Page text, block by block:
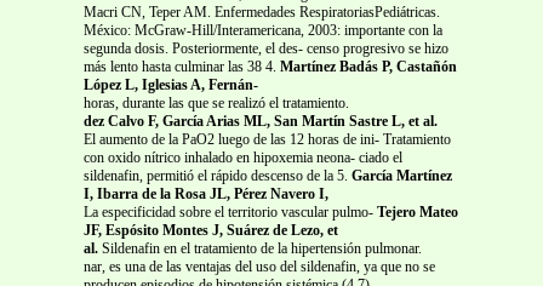
Macri CN, Teper AM. Enfermedades RespiratoriasPediátricas.
México: McGraw-Hill/Interamericana, 2003: importante con la
segunda dosis. Posteriormente, el des- censo progresivo se hizo
más lento hasta culminar las 38 4. Martínez Badás P, Castañón
López L, Iglesias A, Fernán-
horas, durante las que se realizó el tratamiento.
dez Calvo F, García Arias ML, San Martín Sastre L, et al.
El aumento de la PaO2 luego de las 12 horas de ini- Tratamiento
con oxido nítrico inhalado en hipoxemia neona- ciado el
sildenafin, permitió el rápido descenso de la 5. García Martínez
I, Ibarra de la Rosa JL, Pérez Navero I,
La especificidad sobre el territorio vascular pulmo- Tejero Mateo
JF, Espósito Montes J, Suárez de Lezo, et
al. Sildenafin en el tratamiento de la hipertensión pulmonar.
nar, es una de las ventajas del uso del sildenafin, ya que no se